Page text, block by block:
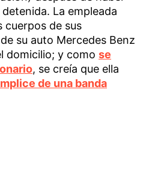
La empleada
cuerpos de sus
su auto Mercedes Benz
domicilio; y como se
, se creía que ella
de una banda